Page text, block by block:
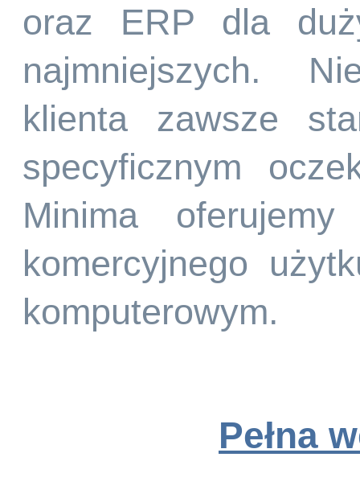
oraz ERP dla
najmniejszych.
klienta zawsze
specyficznym
Minima
komercyjnego
komputerowym.
Pełna